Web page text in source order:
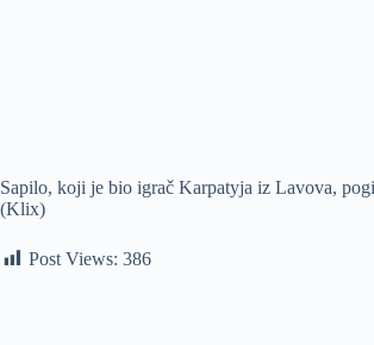
Sapilo, koji je bio igrač Karpatyja iz Lavova,
(Klix)
Post Views: 386